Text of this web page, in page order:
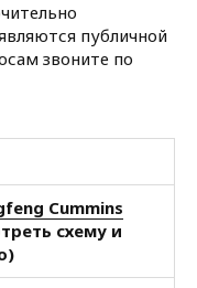
публичной
звоните по
Cummins
схему и